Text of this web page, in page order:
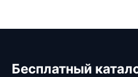
Бесплатный